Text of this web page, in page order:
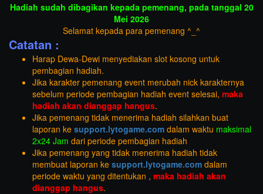
Hadiah sudah dibagikan kepada pemenang, pada tanggal 20
Mei 2026
Selamat kepada para pemenang ^_^
Catatan :
Harap Dewa-Dewi menyediakan slot kosong untuk
pembagian hadiah.
Jika karakter pemenang event merubah nick karakternya
sebelum periode pembagian hadiah event selesai, maka
hadiah akan dianggap hangus.
Jika pemenang tidak menerima hadiah silahkan buat
laporan ke support.lytogame.com dalam waktu maksimal
2x24 Jam dari periode pembagian hadiah
Jika pemenang yang tidak menerima hadiah tidak
membuat laporan ke support.lytogame.com dalam
periode waktu yang ditentukan , maka hadiah akan
dianggap hangus.